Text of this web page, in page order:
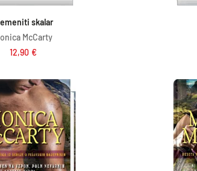
skalar
McCarty
12,90 €